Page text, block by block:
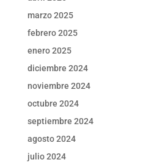
marzo 2025
febrero 2025
enero 2025
diciembre 2024
noviembre 2024
octubre 2024
septiembre 2024
agosto 2024
julio 2024